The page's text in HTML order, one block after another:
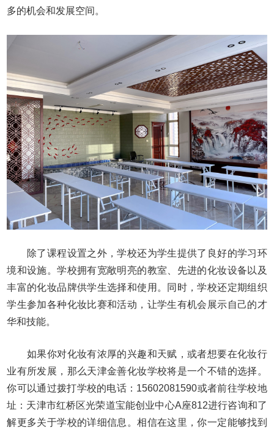
多的机会和发展空间。
除了课程设置之外，学校还为学生提供了良好的学习环
境和设施。学校拥有宽敞明亮的教室、先进的化妆设备以及
丰富的化妆品牌供学生选择和使用。同时，学校还定期组织
学生参加各种化妆比赛和活动，让学生有机会展示自己的才
华和技能。
如果你对化妆有浓厚的兴趣和天赋，或者想要在化妆行
业有所发展，那么天津金善化妆学校将是一个不错的选择。
你可以通过拨打学校的电话：15602081590或者前往学校地
址：天津市红桥区光荣道宝能创业中心A座812进行咨询和了
解更多关于学校的详细信息。相信在这里，你一定能够找到